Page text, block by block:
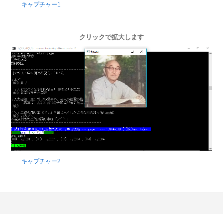
キャプチャー1
クリックで拡大します
キャプチャー2